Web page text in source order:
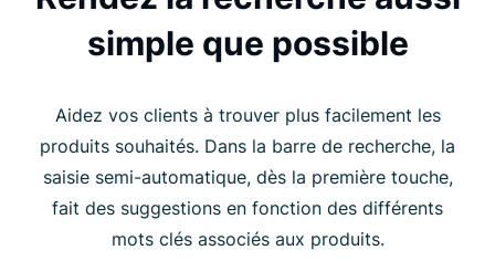
simple que possible
Aidez vos clients à trouver plus facilement les
produits souhaités. Dans la barre de recherche, la
saisie semi-automatique, dès la première touche,
fait des suggestions en fonction des différents
mots clés associés aux produits.